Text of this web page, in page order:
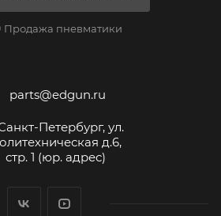
Продажа пневматики
parts@edgun.ru
Петербург, ул.
д.6,
стр. 1 (юр. адрес)